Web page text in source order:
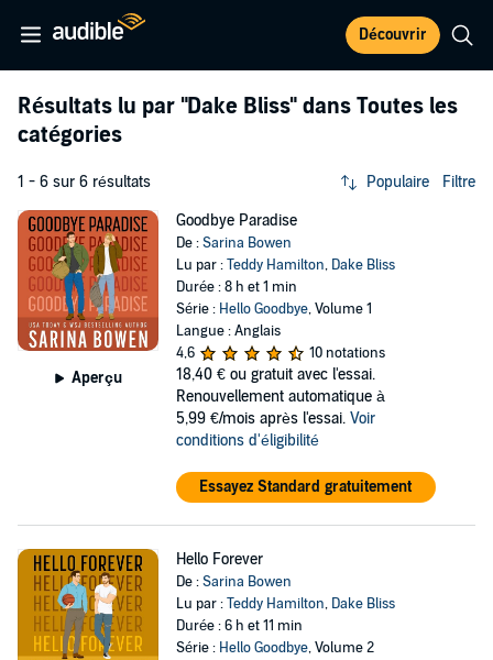
Découvrir
Résultats lu par "Dake Bliss" dans Toutes les
catégories
1 - 6 sur 6 résultats Populaire Filtre
Aperçu
Goodbye Paradise
De :Sarina Bowen
Lu par :Teddy Hamilton, Dake Bliss
Durée : 8 h et 1 min
Série : Hello Goodbye, Volume 1
Langue : Anglais
4,6
10 notations
18,40 € ou gratuit avec l'essai.
Renouvellement automatique à
5,99 €/mois après l'essai. Voir
conditions d'éligibilité
Essayez Standard gratuitement
Hello Forever
De :Sarina Bowen
Lu par :Teddy Hamilton, Dake Bliss
Durée : 6 h et 11 min
Série : Hello Goodbye, Volume 2